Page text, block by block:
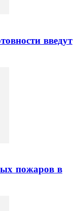
введут
пожаров в